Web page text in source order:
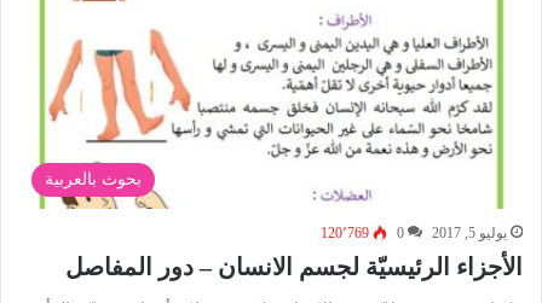
بحوث بالعربية
يوليو 5, 2017 0 120٬769
الأجزاء الرئيسيّة لجسم الانسان – دور المفاصل